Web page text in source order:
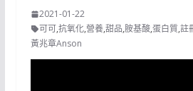
2021-01-22
可可,抗氧化,營養,甜品,胺基酸,蛋白質,註
黃兆章Anson